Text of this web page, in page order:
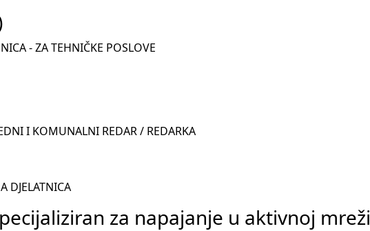
- ZA TEHNIČKE POSLOVE
I KOMUNALNI REDAR / REDARKA
DJELATNICA
za napajanje u aktivnoj mreži